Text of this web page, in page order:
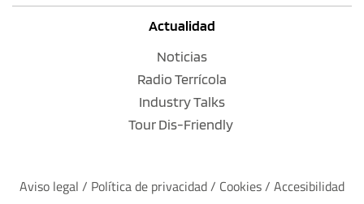
Actualidad
Noticias
Radio Terrícola
Industry Talks
Tour Dis-Friendly
Aviso legal / Política de privacidad / Cookies / Accesibilidad